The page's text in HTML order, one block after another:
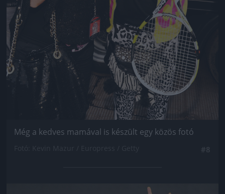
Még a kedves mamával is készült egy közös fotó